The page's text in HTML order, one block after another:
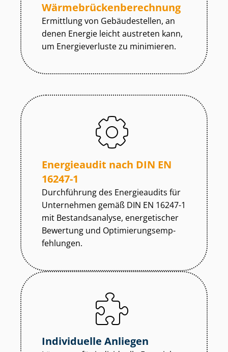
Wär­me­brü­cken­be­rech­nung
Ermittlung von Gebäudestellen, an
denen Energie leicht austreten kann,
um Energieverluste zu minimieren.
Energieaudit nach DIN EN
16247-1
Durchführung des Energieaudits für
Unternehmen gemäß DIN EN 16247-1
mit Bestandsanalyse, energetischer
Bewertung und Op­ti­mie­rungs­emp­
feh­lun­gen.
Individuelle Anliegen